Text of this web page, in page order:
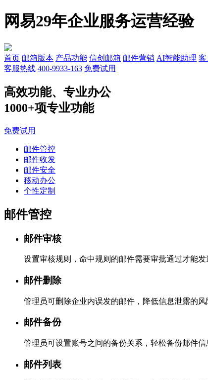
网易29年企业服务运营经验
首页 邮箱版本 产品功能 信创邮箱 邮件营销 AI智能助理 客
客服热线 400-9933-163 免费试用
高效功能、专业办公
1000+项专业功能
免费试用
邮件管控
邮件收发
邮件安全
移动办公
个性定制
邮件管控
邮件审核
设置审核规则，命中规则的邮件需要审批通过才能
邮件删除
管理员可删除企业内误发的邮件，降低信息泄露的风
邮件备份
管理员可设置账号之间的备份关系，轻松备份邮件信
邮件列表